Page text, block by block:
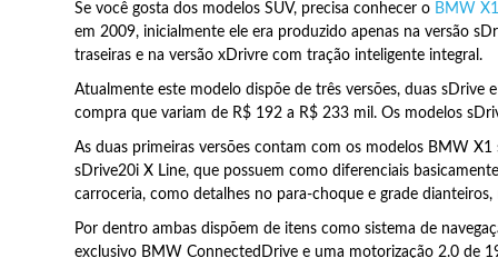
Se você gosta dos modelos SUV, precisa conhecer o BMW
em 2009, inicialmente ele era produzido apenas na versão
traseiras e na versão xDrivre com tração inteligente integral.
Atualmente este modelo dispõe de três versões, duas sDrive
compra que variam de R$ 192 a R$ 233 mil. Os modelos
As duas primeiras versões contam com os modelos BMW
sDrive20i X Line, que possuem como diferenciais
carroceria, como detalhes no para-choque e grade dianteiros,
Por dentro ambas dispõem de itens como sistema de
exclusivo BMW ConnectedDrive e uma motorização 2.0 de